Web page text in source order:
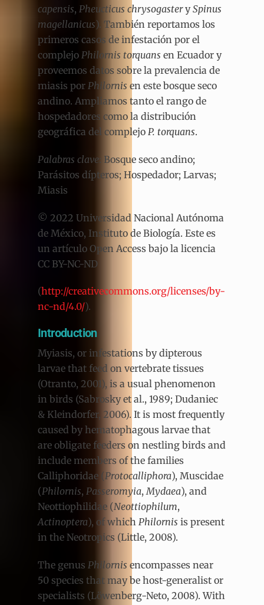
capensis, Pheucticus chrysogasterySpinus
magellanicus). También reportamos los
primeros casos de infestación por el
complejo Philornis torquans en Ecuador y
proveemos datos sobre la prevalencia de
miasis por Philornis en este bosque seco
andino. Ampliamos tanto el rango de
hospedadores como la distribución
geográfica del complejo P. torquans.
Palabras clave: Bosque seco andino;
Parásitos dípteros; Hospedador; Larvas;
Miasis
© 2022 Universidad Nacional Autónoma
de México, Instituto de Biología. Este es
un artículo Open Access bajo la licencia
CC BY-NC-ND
(http://creativecommons.org/licenses/by-
nc-nd/4.0/).
Introduction
Myiasis, or infestations by dipterous
larvae that feed on vertebrate tissues
(Otranto, 2001), is a usual phenomenon
in birds (Sabrosky et al., 1989; Dudaniec
& Kleindorfer, 2006). It is most frequently
caused by hematophagous larvae that
are obligate feeders on nestling birds and
include members of the families
Calliphoridae (Protocalliphora), Muscidae
(Philornis, Passeromyia,Mydaea), and
Neottiophilidae (Neottiophilum,
Actinoptera), of which Philornis is present
in the Neotropics (Little, 2008).
The genus Philornis encompasses near
50 species that may be host-generalist or
specialists (Löwenberg-Neto, 2008). With